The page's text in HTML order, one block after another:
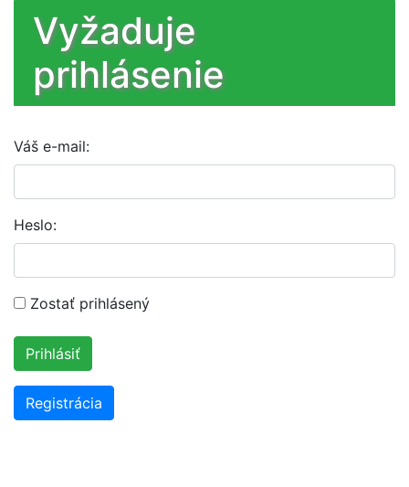
Vyžaduje
prihlásenie
Váš e-mail:
Heslo:
Zostať prihlásený
Registrácia